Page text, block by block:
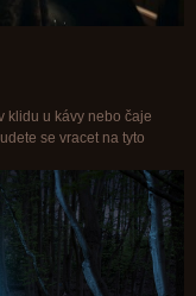
klidu u kávy nebo čaje
se vracet na tyto